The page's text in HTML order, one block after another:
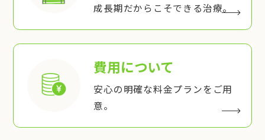
成長期だからこそできる治療。
費用について
安心の明確な料金プランをご用
意。